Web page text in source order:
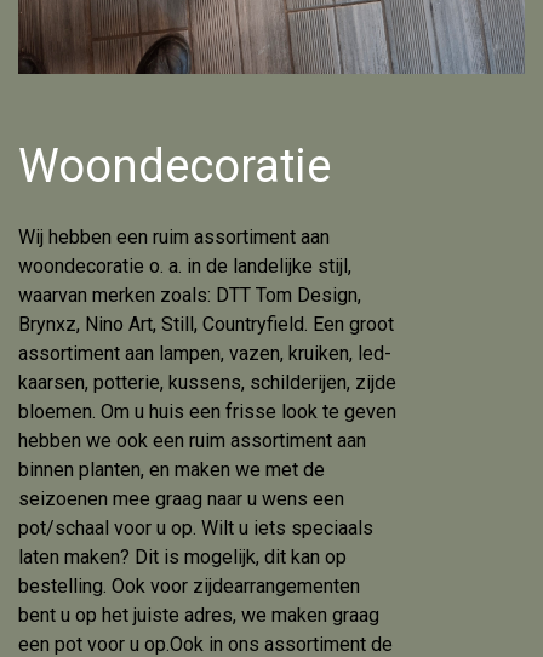
Woondecoratie
Wij hebben een ruim assortiment aan
woondecoratie o. a. in de landelijke stijl,
waarvan merken zoals: DTT Tom Design,
Brynxz, Nino Art, Still, Countryfield. Een groot
assortiment aan lampen, vazen, kruiken, led-
kaarsen, potterie, kussens, schilderijen, zijde
bloemen. Om u huis een frisse look te geven
hebben we ook een ruim assortiment aan
binnen planten, en maken we met de
seizoenen mee graag naar u wens een
pot/schaal voor u op. Wilt u iets speciaals
laten maken? Dit is mogelijk, dit kan op
bestelling. Ook voor zijdearrangementen
bent u op het juiste adres, we maken graag
een pot voor u op.Ook in ons assortiment de